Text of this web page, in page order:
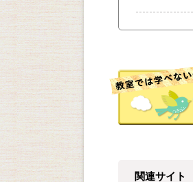
関連サイト